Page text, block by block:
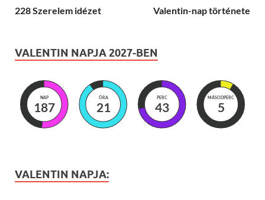
228 Szerelem idézet Valentin-nap története
VALENTIN NAPJA 2027-BEN
NAP
187
ÓRA
21
PERC
43
MÁSODPERC
3
VALENTIN NAPJA: